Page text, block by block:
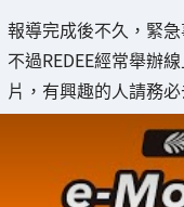
報導完成後不久，緊
不過REDEE經常舉辦
片，有興趣的人請務